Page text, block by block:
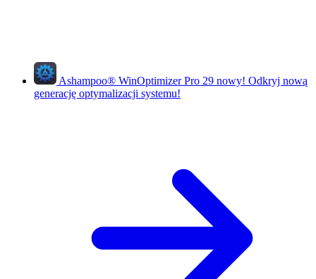
Ashampoo® WinOptimizer Pro 29 nowy! Odkryj nową
generację optymalizacji systemu!